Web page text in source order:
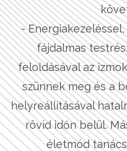
-
fájdalmas
feloldásával az
szünnek meg és a
helyreállításával
rövid időn belül.
életmód